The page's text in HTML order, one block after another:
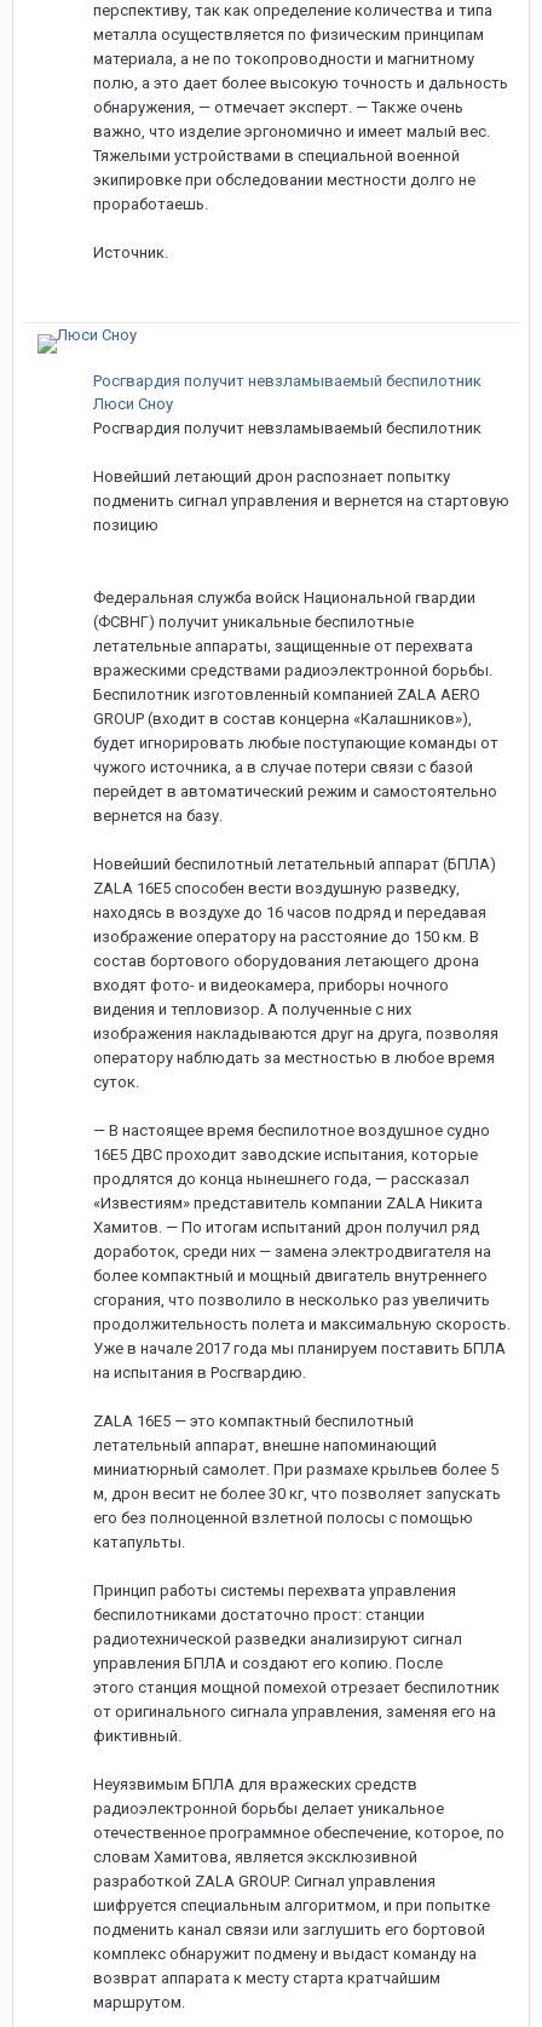
перспективу, так как определение количества и типа
металла осуществляется по физическим принципам
материала, а не по токопроводности и магнитному
полю, а это дает более высокую точность и дальность
обнаружения, — отмечает эксперт. — Также очень
важно, что изделие эргономично и имеет малый вес.
Тяжелыми устройствами в специальной военной
экипировке при обследовании местности долго не
проработаешь.
Источник.
Росгвардия получит невзламываемый беспилотник
Люси Сноу
Росгвардия получит невзламываемый беспилотник
Новейший летающий дрон распознает попытку
подменить сигнал управления и вернется на стартовую
позицию
Федеральная служба войск Национальной гвардии
(ФСВНГ) получит уникальные беспилотные
летательные аппараты, защищенные от перехвата
вражескими средствами радиоэлектронной борьбы.
Беспилотник изготовленный компанией ZALA AERO
GROUP (входит в состав концерна «Калашников»),
будет игнорировать любые поступающие команды от
чужого источника, а в случае потери связи с базой
перейдет в автоматический режим и самостоятельно
вернется на базу.
Новейший беспилотный летательный аппарат (БПЛА)
ZALA 16E5 способен вести воздушную разведку,
находясь в воздухе до 16 часов подряд и передавая
изображение оператору на расстояние до 150 км. В
состав бортового оборудования летающего дрона
входят фото- и видеокамера, приборы ночного
видения и тепловизор. А полученные с них
изображения накладываются друг на друга, позволяя
оператору наблюдать за местностью в любое время
суток.
— В настоящее время беспилотное воздушное судно
16E5 ДВС проходит заводские испытания, которые
продлятся до конца нынешнего года, — рассказал
«Известиям» представитель компании ZALA Никита
Хамитов. — По итогам испытаний дрон получил ряд
доработок, среди них — замена электродвигателя на
более компактный и мощный двигатель внутреннего
сгорания, что позволило в несколько раз увеличить
продолжительность полета и максимальную скорость.
Уже в начале 2017 года мы планируем поставить БПЛА
на испытания в Росгвардию.
ZALA 16E5 — это компактный беспилотный
летательный аппарат, внешне напоминающий
миниатюрный самолет. При размахе крыльев более 5
м, дрон весит не более 30 кг, что позволяет запускать
его без полноценной взлетной полосы с помощью
катапульты.
Принцип работы системы перехвата управления
беспилотниками достаточно прост: станции
радиотехнической разведки анализируют сигнал
управления БПЛА и создают его копию. После
этого станция мощной помехой отрезает беспилотник
от оригинального сигнала управления, заменяя его на
фиктивный.
Неуязвимым БПЛА для вражеских средств
радиоэлектронной борьбы делает уникальное
отечественное программное обеспечение, которое, по
словам Хамитова, является эксклюзивной
разработкой ZALA GROUP. Сигнал управления
шифруется специальным алгоритмом, и при попытке
подменить канал связи или заглушить его бортовой
комплекс обнаружит подмену и выдаст команду на
возврат аппарата к месту старта кратчайшим
маршрутом.